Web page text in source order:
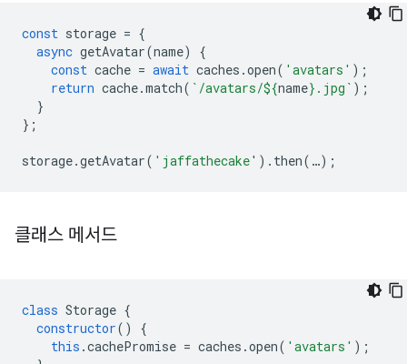
const storage = {
async getAvatar(name)
{
const cache = await caches .open( 'avatars' );
return cache.match( `/avatars/${name} .jpg` );
}
};
storage.getAvatar( 'jaffathecake' ). then( …);
클래스 메서드
class Storage {
constructor()
{
this .cachePromise = caches .open( 'avatars' );